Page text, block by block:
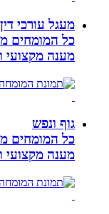
מעגל עורכי דין
כל המומחים
מענה מקצועי
גוף ונפש
כל המומחים
מענה מקצועי